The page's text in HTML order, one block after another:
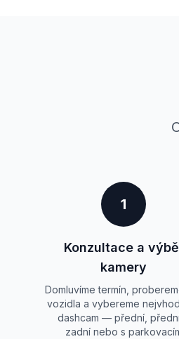
1
Konzultace a
kamery
Domluvíme termín,
vozidla a vybereme
dashcam — přední,
zadní nebo s